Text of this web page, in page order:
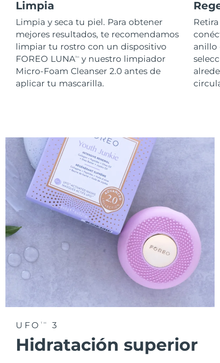
Limpia
Limpia y seca tu piel. Para obtener
mejores resultados, te recomendamos
limpiar tu rostro con un dispositivo
FOREO LUNATM
y nuestro limpiador
Micro-Foam Cleanser 2.0 antes de
aplicar tu mascarilla.
anillo
UFO TM 3
Hidratación superior